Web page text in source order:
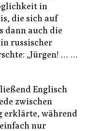
in
die sich auf
dann auch die
russischer
„Jürgen! … …
Englisch
zwischen
erklärte, während
nur